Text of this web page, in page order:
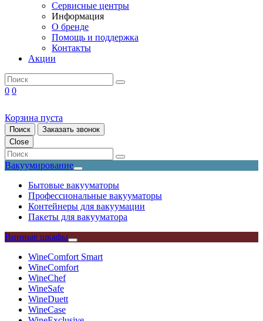
Сервисные центры
Информация
О бренде
Помощь и поддержка
Контакты
Акции
0 0
Корзина пуста
Поиск
Заказать звонок
Close
Вакуумирование
Бытовые вакууматоры
Профессиональные вакууматоры
Контейнеры для вакуумации
Пакеты для вакууматора
Винные шкафы
WineComfort Smart
WineComfort
WineChef
WineSafe
WineDuett
WineCase